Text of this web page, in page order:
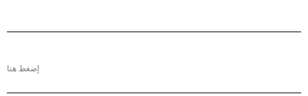
إضغط هنا